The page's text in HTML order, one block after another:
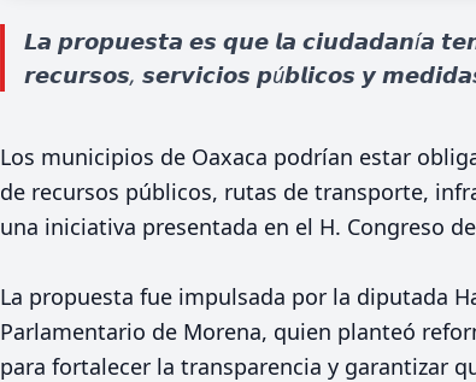
𝙇𝙖 𝙥𝙧𝙤𝙥𝙪𝙚𝙨𝙩𝙖 𝙚𝙨 𝙦𝙪𝙚 𝙡𝙖 𝙘𝙞𝙪𝙙𝙖𝙙𝙖𝙣í𝙖
𝙧𝙚𝙘𝙪𝙧𝙨𝙤𝙨, 𝙨𝙚𝙧𝙫𝙞𝙘𝙞𝙤𝙨 𝙥ú𝙗𝙡𝙞𝙘𝙤𝙨 𝙮
Los municipios de Oaxaca podrían estar
de recursos públicos, rutas de transporte,
una iniciativa presentada en el H. Congreso
La propuesta fue impulsada por la diputada
Parlamentario de Morena, quien planteó
para fortalecer la transparencia y garantizar